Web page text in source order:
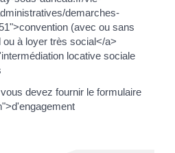
demarches-
(avec ou sans
à loyer très social</a>
locative sociale
devez fournir le formulaire